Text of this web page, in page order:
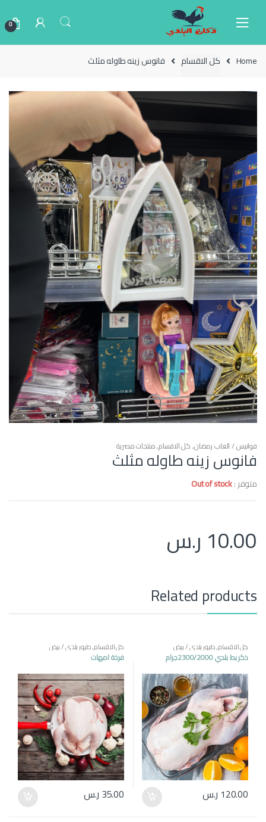
0
Home كل الاقسام فانوس زينه طاوله مثلث
فوانيس / العاب رمضان,كل الاقسام,منتجات مصرية
فانوس زينه طاوله مثلث
متوفر :Out of stock
10.00 ر.س
Related products
كل الاقسام,طيور بلدي / بيض
ذكر بط بلدي 2300/2000جرام
120.00 ر.س
كل الاقسام,طيور بلدي / بيض
فرخة امهات
35.00 ر.س